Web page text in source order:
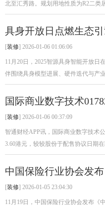
北至汇秀路。规划用地性质为R2二类
具身开放日点燃生态
[装修] 2026-01-06 01:06:06
11月20日，2025智源具身智能开放
伴围绕具身模型进展、硬件迭代与产
国际商业数字技术
[装修] 2026-01-06 00:37:09
智通财经APP讯，国际商业数字技术
3.60港元，较较股份于配售协议日期
中国保险行业协会发
[装修] 2026-01-05 23:04:30
11月19日，中国保险行业协会发布《